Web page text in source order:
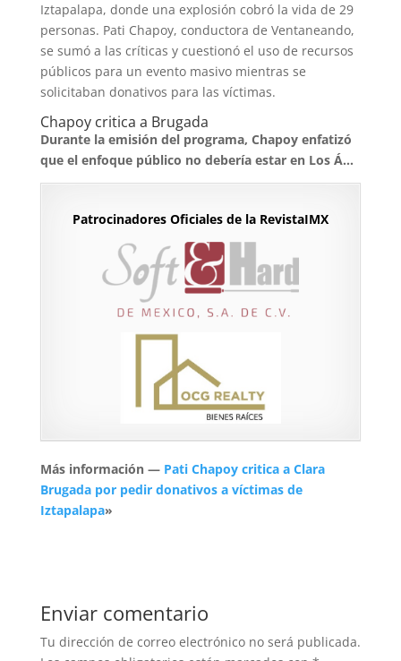
Iztapalapa, donde una explosión cobró la vida de 29
personas. Pati Chapoy, conductora de Ventaneando,
se sumó a las críticas y cuestionó el uso de recursos
públicos para un evento masivo mientras se
solicitaban donativos para las víctimas.
Chapoy critica a Brugada
Durante la emisión del programa, Chapoy enfatizó
que el enfoque público no debería estar en Los Á…
Patrocinadores Oficiales de la RevistaIMX
Más información — Pati Chapoy critica a Clara
Brugada por pedir donativos a víctimas de
Iztapalapa»
Enviar comentario
Tu dirección de correo electrónico no será publicada.